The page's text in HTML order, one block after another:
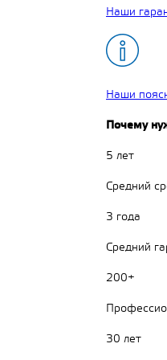
Наши
Наши
Почему
5 лет
Средний
3 года
Средний
200+
30 лет